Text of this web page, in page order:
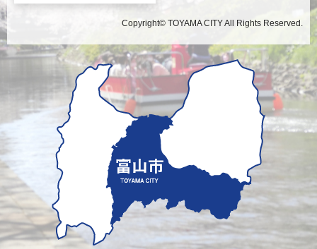
Copyright© TOYAMA CITY All Rights Reserved.